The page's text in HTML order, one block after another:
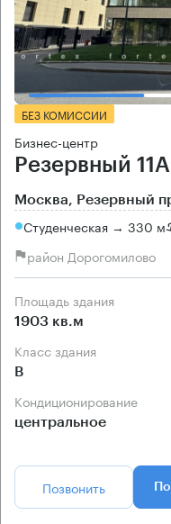
БЕЗ КОМИССИИ
Бизнес-центр
Резервный 11А
Москва, Резервный
Студенческая → 330 м
район Дорогомилово
Площадь здания
1903 кв.м
Класс здания
B
Кондиционирование
центральное
Позвонить